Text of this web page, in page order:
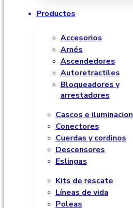
Productos
Accesorios
Arnés
Ascendedores
Autoretractiles
Bloqueadores y
arrestadores
Cascos e iluminacion
Conectores
Cuerdas y cordinos
Descensores
Eslingas
Kits de rescate
Líneas de vida
Poleas